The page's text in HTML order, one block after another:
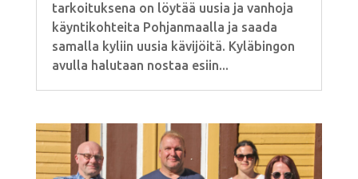
tarkoituksena on löytää uusia ja vanhoja
käyntikohteita Pohjanmaalla ja saada
samalla kyliin uusia kävijöitä. Kyläbingon
avulla halutaan nostaa esiin...